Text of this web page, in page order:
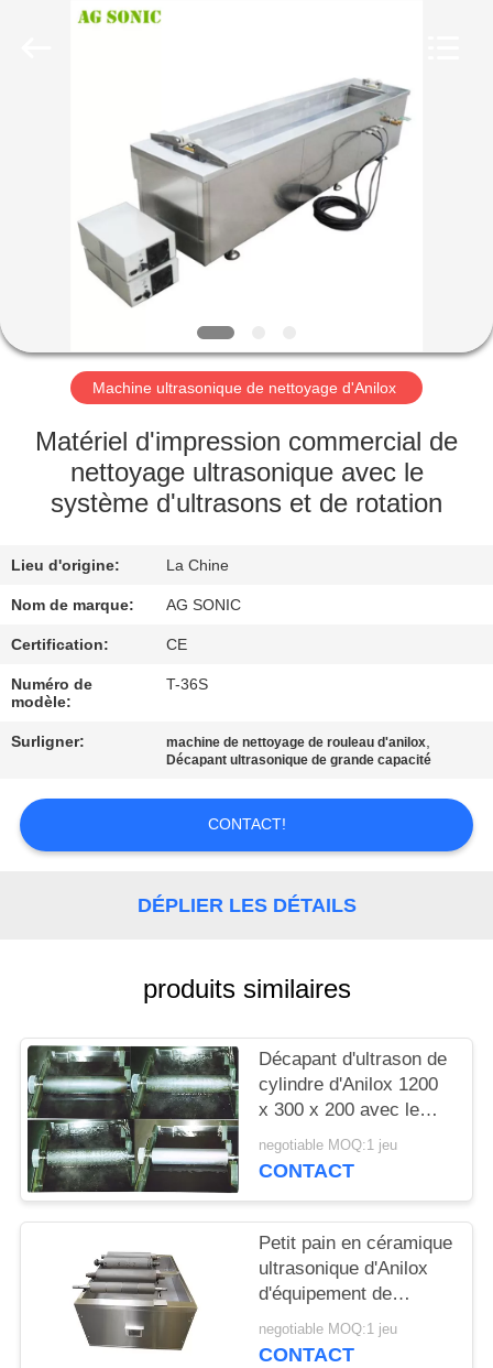
PRODUITS
AU
SUJET
DE
NOUS
D'USINE
CONTRÔLE
DE
QUALITÉ
NOUS
NOUVELLES
CITATION
PLAN
DU
SITE
PRIVACY
POLICY
Machine ultrasonique de nettoyage d'Anilox
Matériel d'impression commercial de
nettoyage ultrasonique avec le
système d'ultrasons et de rotation
Lieu d'origine: La Chine
Nom de marque: AG SONIC
Certification: CE
Numéro de
modèle:
T-36S
Surligner: machine de nettoyage de rouleau d'anilox,
Décapant ultrasonique de grande capacité
CONTACT!
DÉPLIER LES DÉTAILS
produits similaires
Décapant d'ultrason de
cylindre d'Anilox 1200
x 300 x 200 avec le
système tournant
negotiable MOQ:1 jeu
CONTACT
Petit pain en céramique
ultrasonique d'Anilox
d'équipement de
nettoyage de rouleau
d'Anilox et pièces
negotiable MOQ:1 jeu
CONTACT